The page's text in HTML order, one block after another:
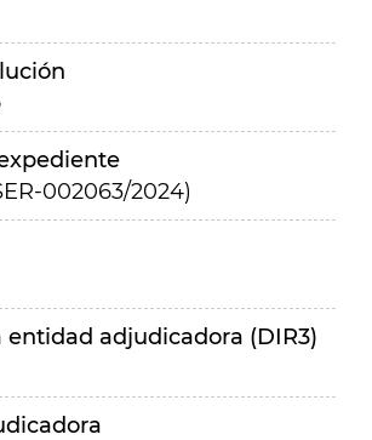
002063/2024)
entidad adjudicadora (DIR3)